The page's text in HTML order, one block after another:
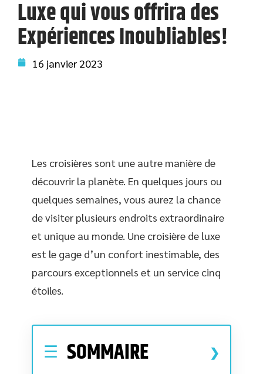
Luxe qui vous offrira des
Expériences Inoubliables!
16 janvier 2023
Les croisières sont une autre manière de
découvrir la planète. En quelques jours ou
quelques semaines, vous aurez la chance
de visiter plusieurs endroits extraordinaire
et unique au monde. Une croisière de luxe
est le gage d’un confort inestimable, des
parcours exceptionnels et un service cinq
étoiles.
SOMMAIRE